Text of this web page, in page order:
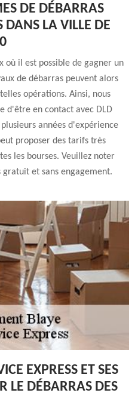
DE DÉBARRAS
DANS LA VILLE DE
où il est possible de gagner un
de débarras peuvent alors
opérations. Ainsi, nous
d'être en contact avec DLD
années d'expérience
proposer des tarifs très
les bourses. Veuillez noter
et sans engagement.
EXPRESS ET SES
LE DÉBARRAS DES